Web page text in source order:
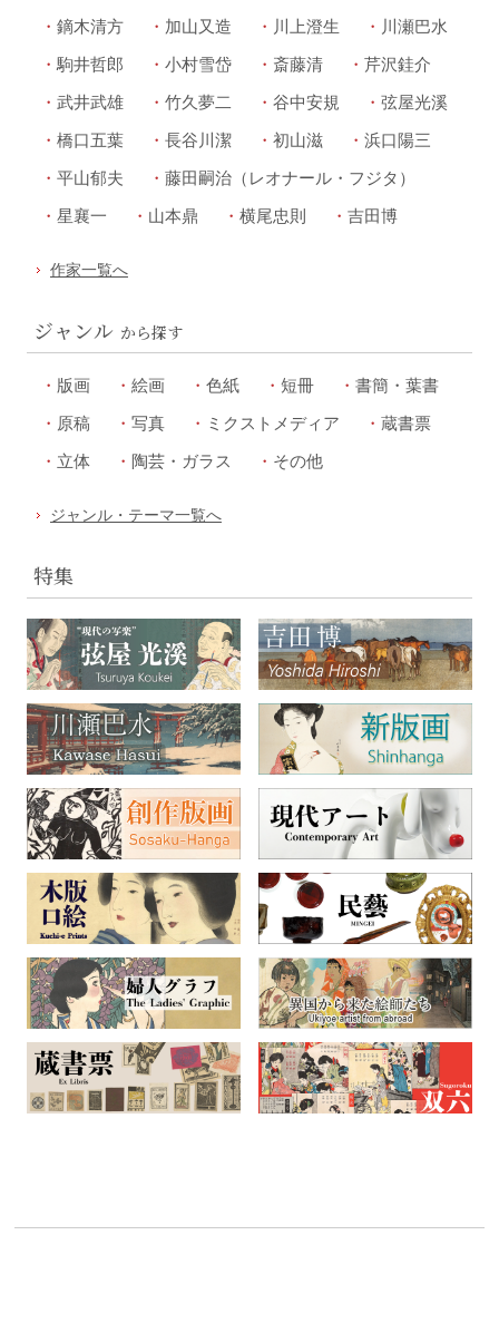
鏑木清方
加山又造 川上澄生
川瀬巴水
駒井哲郎
小村雪岱 斎藤清
芹沢銈介
武井武雄
竹久夢二 谷中安規
弦屋光溪
橋口五葉
長谷川潔 初山滋
浜口陽三
平山郁夫
藤田嗣治（レオナール・フジタ）
星襄一
山本鼎 横尾忠則 吉田博
作家一覧へ
ジャンル から探す
版画 絵画 色紙 短冊
書簡・葉書
原稿
写真 ミクストメディア
蔵書票
立体
陶芸・ガラス その他
ジャンル・テーマ一覧へ
特集